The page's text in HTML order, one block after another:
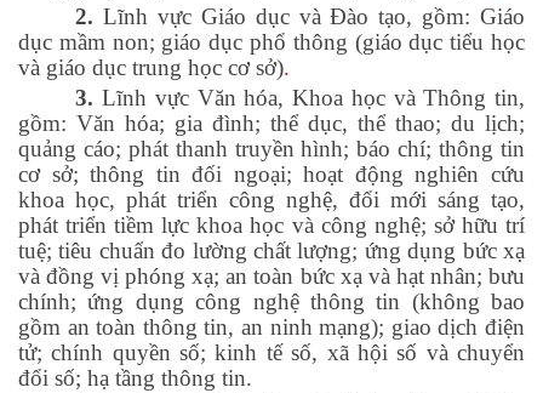
2. Lĩnh vực Giáo dục và Đào tạo, gồm: Giáo
dục mầm non; giáo dục phổ thông (giáo dục tiểu học
và giáo dục trung học cơ sở).
3. Lĩnh vực Văn hóa, Khoa học và Thông tin,
gồm: Văn hóa; gia đình; thể dục, thể thao; du lịch;
quảng cáo; phát thanh truyền hình; báo chí; thông tin
cơ sở; thông tin đối ngoại; hoạt động nghiên cứu
khoa học, phát triển công nghệ, đổi mới sáng tạo,
phát triển tiềm lực khoa học và công nghệ; sở hữu trí
tuệ; tiêu chuẩn đo lường chất lượng; ứng dụng bức xạ
và đồng vị phóng xạ; an toàn bức xạ và hạt nhân; bưu
chính; ứng dụng công nghệ thông tin (không bao
gồm an toàn thông tin, an ninh mạng); giao dịch điện
tử; chính quyền số; kinh tế số, xã hội số và chuyển
đổi số; hạ tầng thông tin.